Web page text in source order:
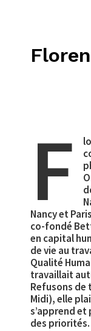
F
Nancy et
co-fondé
en capital
de vie au
Qualité
travaillait
Refusons de
Midi), elle
s’apprend
des priorités.